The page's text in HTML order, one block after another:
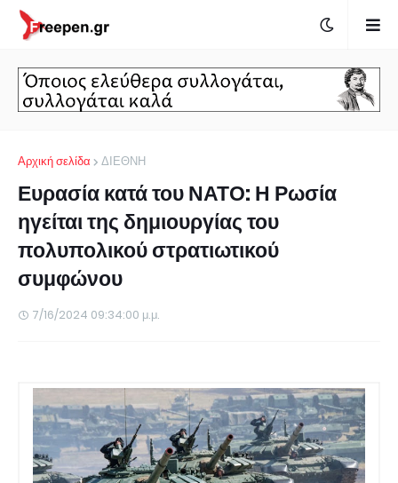
Αρχική σελίδα ΔΙΕΘΝΗ
Ευρασία κατά του ΝΑΤΟ: Η Ρωσία
ηγείται της δημιουργίας του
πολυπολικού στρατιωτικού
συμφώνου
7/16/2024 09:34:00 μ.μ.